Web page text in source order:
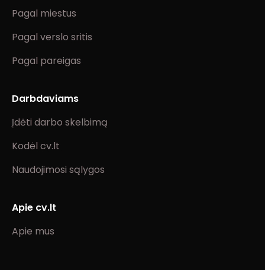
Pagal miestus
Pagal verslo sritis
Pagal pareigas
Darbdaviams
Įdėti darbo skelbimą
Kodėl cv.lt
Naudojimosi sąlygos
Apie cv.lt
Apie mus